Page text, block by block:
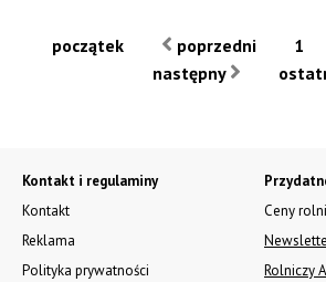
początek poprzedni 1
następny
Kontakt i regulaminy
Kontakt
Reklama
Polityka prywatności
Ceny
Rolniczy